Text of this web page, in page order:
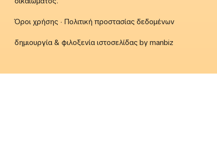
Όροι χρήσης · Πολιτική προστασίας δεδομένων
δημιουργία & φιλοξενία ιστοσελίδας by manbiz